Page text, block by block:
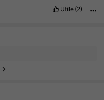
Utile (2)